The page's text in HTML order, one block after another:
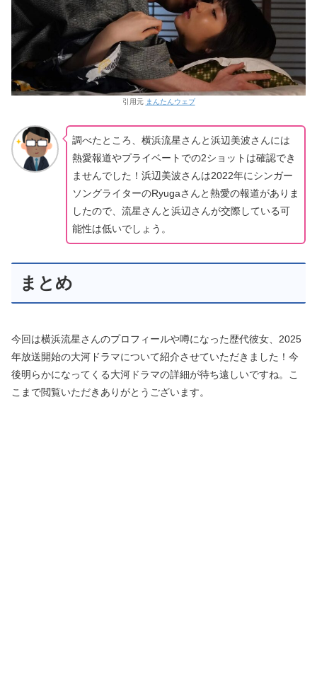
引用元 まんたんウェブ
調べたところ、横浜流星さんと浜辺美波さんには
熱愛報道やプライベートでの2ショットは確認でき
ませんでした！浜辺美波さんは2022年にシンガー
ソングライターのRyugaさんと熱愛の報道がありま
したので、流星さんと浜辺さんが交際している可
能性は低いでしょう。
まとめ
今回は横浜流星さんのプロフィールや噂になった歴代彼女、2025
年放送開始の大河ドラマについて紹介させていただきました！今
後明らかになってくる大河ドラマの詳細が待ち遠しいですね。こ
こまで閲覧いただきありがとうございます。